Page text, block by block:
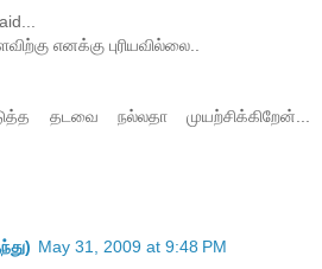
எனக்கு புரியவில்லை..
தடவை நல்லதா முயற்சிக்கிறேன்...
May 31, 2009 at 9:48 PM